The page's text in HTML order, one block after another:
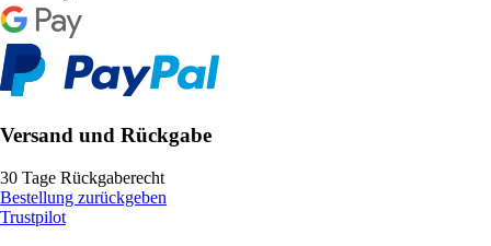
Versand und Rückgabe
30 Tage Rückgaberecht
Bestellung zurückgeben
Trustpilot